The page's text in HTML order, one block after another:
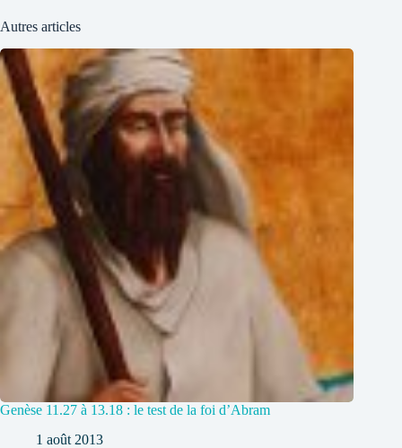
Autres articles
Genèse 11.27 à 13.18 : le test de la foi d’Abram
1 août 2013